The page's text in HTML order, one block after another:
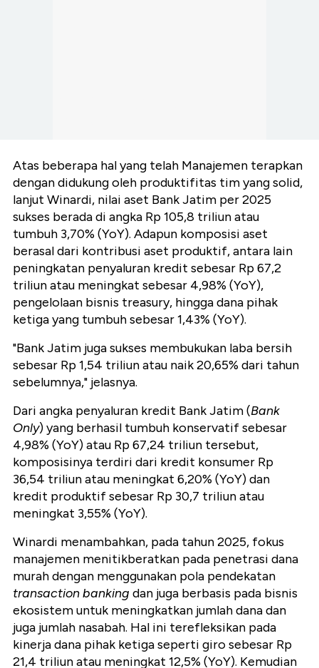
Atas beberapa hal yang telah Manajemen terapkan
dengan didukung oleh produktifitas tim yang solid,
lanjut Winardi, nilai aset Bank Jatim per 2025
sukses berada di angka Rp 105,8 triliun atau
tumbuh 3,70% (YoY). Adapun komposisi aset
berasal dari kontribusi aset produktif, antara lain
peningkatan penyaluran kredit sebesar Rp 67,2
triliun atau meningkat sebesar 4,98% (YoY),
pengelolaan bisnis treasury, hingga dana pihak
ketiga yang tumbuh sebesar 1,43% (YoY).
"Bank Jatim juga sukses membukukan laba bersih
sebesar Rp 1,54 triliun atau naik 20,65% dari tahun
sebelumnya," jelasnya.
Dari angka penyaluran kredit Bank Jatim (Bank
Only) yang berhasil tumbuh konservatif sebesar
4,98% (YoY) atau Rp 67,24 triliun tersebut,
komposisinya terdiri dari kredit konsumer Rp
36,54 triliun atau meningkat 6,20% (YoY) dan
kredit produktif sebesar Rp 30,7 triliun atau
meningkat 3,55% (YoY).
Winardi menambahkan, pada tahun 2025, fokus
manajemen menitikberatkan pada penetrasi dana
murah dengan menggunakan pola pendekatan
transaction banking dan juga berbasis pada bisnis
ekosistem untuk meningkatkan jumlah dana dan
juga jumlah nasabah. Hal ini terefleksikan pada
kinerja dana pihak ketiga seperti giro sebesar Rp
21,4 triliun atau meningkat 12,5% (YoY). Kemudian